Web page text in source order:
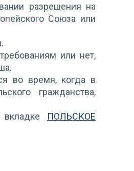
разрешения на
Союза или
или нет,
во время, когда в
гражданства,
ПОЛЬСКОЕ